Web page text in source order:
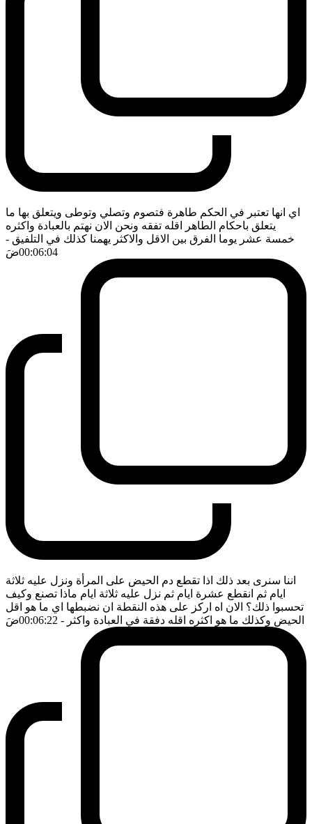
اي انها تعتبر في الحكم طاهرة فتصوم وتصلي وتوطى ويتعلق بها ما
يتعلق باحكام الطاهر اقله تفقه ونحن الان نهتم بالعبادة واكثره
خمسة عشر يوما الفرق بين الاقل والاكثر يهمنا كذلك في التلفيق -
00:06:04ضَ
اننا سنرى بعد ذلك اذا تقطع دم الحيض على المرأة ونزل عليه ثلاثة
ايام ثم انقطع عشرة ايام ثم نزل عليه ثلاثة ايام ماذا تصنع وكيف
تحسبوا ذلك؟ الان اه اركز على هذه النقطة ان نضبطها اي ما هو اقل
الحيض وكذلك ما هو اكثره اقله دفقة في العبادة واكثر - 00:06:22 ضَ